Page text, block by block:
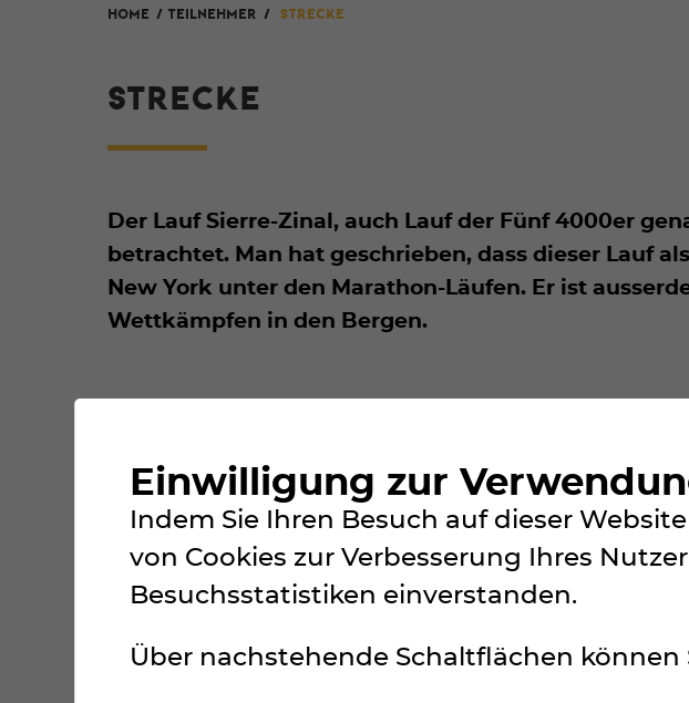
HOME / Teilnehmer / Strecke
STRECKE
Der Lauf Sierre-Zinal, auch Lauf der Fünf 4000er
betrachtet. Man hat geschrieben, dass dieser Lauf
New York unter den Marathon-Läufen. Er ist
Wettkämpfen in den Bergen.
STRECKE COUREURS
STRECKE TOURISTES (VIA NIOUC)
Einwilligung zur
Indem Sie Ihren Besuch auf dieser
von Cookies zur Verbesserung Ihres
Besuchsstatistiken einverstanden.
Über nachstehende Schaltflächen